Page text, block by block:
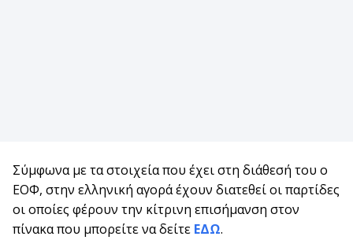
Σύμφωνα με τα στοιχεία που έχει στη διάθεσή του ο
ΕΟΦ, στην ελληνική αγορά έχουν διατεθεί οι παρτίδες
οι οποίες φέρουν την κίτρινη επισήμανση στον
πίνακα που μπορείτε να δείτε ΕΔΩ.